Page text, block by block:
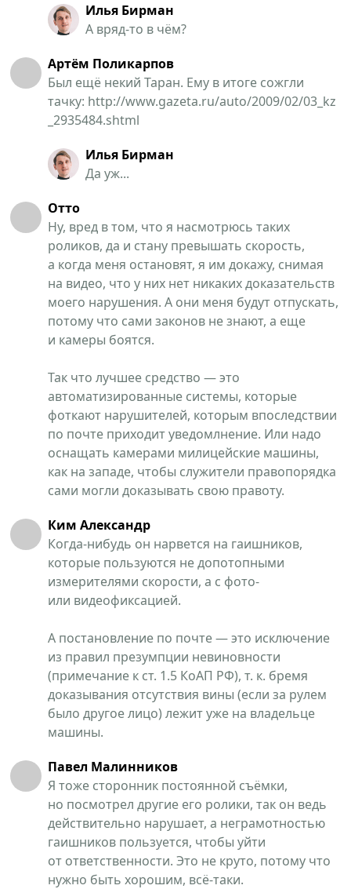
Илья Бирман
А вряд-то в чём?
Артём Поликарпов
Был ещё некий Таран. Ему в итоге сожгли
тачку: http://www.gazeta.ru/auto/2009/02/03_kz
_2935484.shtml
Илья Бирман
Да уж...
Отто
Ну, вред в том, что я насмотрюсь таких
роликов, да и стану превышать скорость,
а когда меня остановят, я им докажу, снимая
на видео, что у них нет никаких доказательств
моего нарушения. А они меня будут отпускать,
потому что сами законов не знают, а еще
и камеры боятся.
Так что лучшее средство — это
автоматизированные системы, которые
фоткают нарушителей, которым впоследствии
по почте приходит уведомлнение. Или надо
оснащать камерами милицейские машины,
как на западе, чтобы служители правопорядка
сами могли доказывать свою правоту.
Ким Александр
Когда-нибудь он нарвется на гаишников,
которые пользуются не допотопными
измерителями скорости, а с фото-
или видеофиксацией.
А постановление по почте — это исключение
из правил презумпции невиновности
(примечание к ст. 1.5 КоАП РФ), т. к. бремя
доказывания отсутствия вины (если за рулем
было другое лицо) лежит уже на владельце
машины.
Павел Малинников
Я тоже сторонник постоянной съёмки,
но посмотрел другие его ролики, так он ведь
действительно нарушает, а неграмотностью
гаишников пользуется, чтобы уйти
от ответственности. Это не круто, потому что
нужно быть хорошим, всё-таки.